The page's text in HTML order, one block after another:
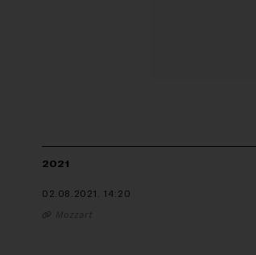
2021
02.08.2021. 14:20
Mozzart